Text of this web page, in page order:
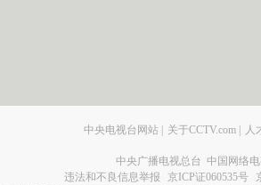
中央电视台网站 关于CCTV.com 人
中央广播电视总台 中国网络
违法和不良信息举报
京ICP证060535号